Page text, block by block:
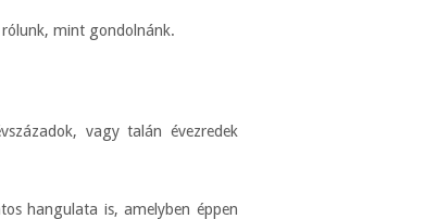
mint gondolnánk.
vagy talán évezredek
hangulata is, amelyben éppen